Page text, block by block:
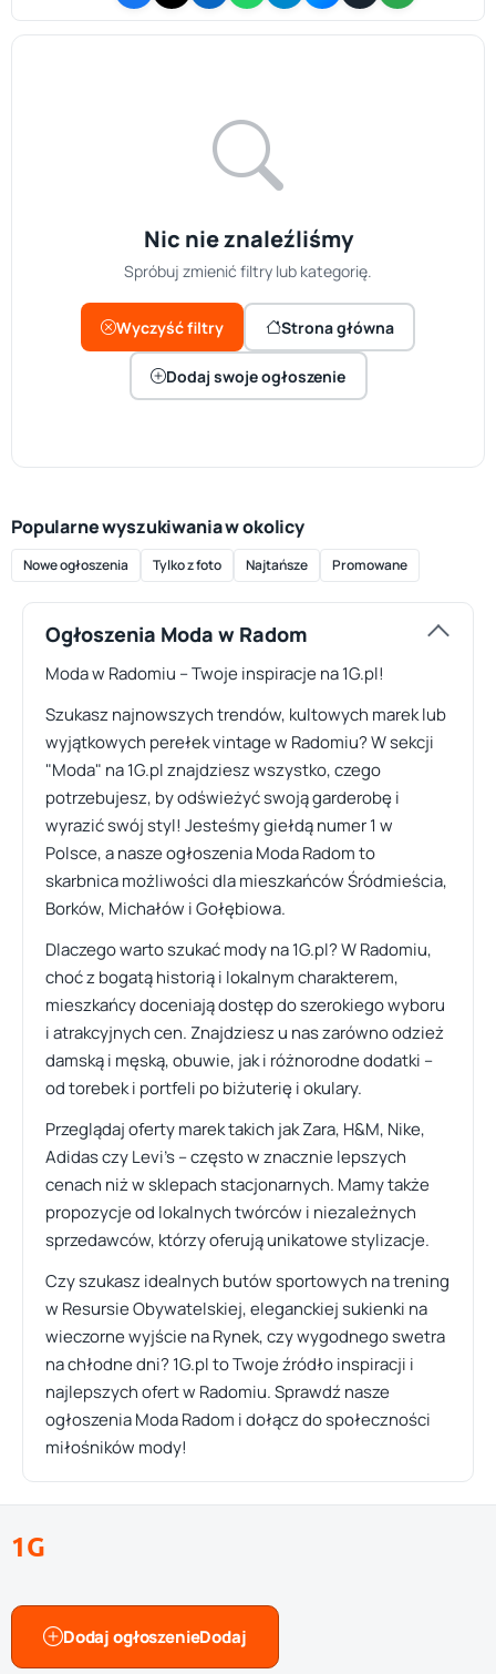
Nic nie znaleźliśmy
Spróbuj zmienić filtry lub kategorię.
Wyczyść filtry Strona główna
Dodaj swoje ogłoszenie
Popularne wyszukiwania w okolicy
Nowe ogłoszenia Tylko z foto Najtańsze Promowane
Ogłoszenia Moda w Radom
Moda w Radomiu – Twoje inspiracje na 1G.pl!
Szukasz najnowszych trendów, kultowych marek lub
wyjątkowych perełek vintage w Radomiu? W sekcji
"Moda" na 1G.pl znajdziesz wszystko, czego
potrzebujesz, by odświeżyć swoją garderobę i
wyrazić swój styl! Jesteśmy giełdą numer 1 w
Polsce, a nasze ogłoszenia Moda Radom to
skarbnica możliwości dla mieszkańców Śródmieścia,
Borków, Michałów i Gołębiowa.
Dlaczego warto szukać mody na 1G.pl? W Radomiu,
choć z bogatą historią i lokalnym charakterem,
mieszkańcy doceniają dostęp do szerokiego wyboru
i atrakcyjnych cen. Znajdziesz u nas zarówno odzież
damską i męską, obuwie, jak i różnorodne dodatki –
od torebek i portfeli po biżuterię i okulary.
Przeglądaj oferty marek takich jak Zara, H&M, Nike,
Adidas czy Levi's – często w znacznie lepszych
cenach niż w sklepach stacjonarnych. Mamy także
propozycje od lokalnych twórców i niezależnych
sprzedawców, którzy oferują unikatowe stylizacje.
Czy szukasz idealnych butów sportowych na trening
w Resursie Obywatelskiej, eleganckiej sukienki na
wieczorne wyjście na Rynek, czy wygodnego swetra
na chłodne dni? 1G.pl to Twoje źródło inspiracji i
najlepszych ofert w Radomiu. Sprawdź nasze
ogłoszenia Moda Radom i dołącz do społeczności
miłośników mody!
1G
Dodaj ogłoszenie